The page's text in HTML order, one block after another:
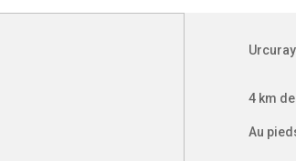
Urcuray
4 km
Au